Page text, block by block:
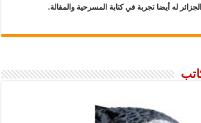
له أيضا تجربة في كتابة المسرحية والمقالة.